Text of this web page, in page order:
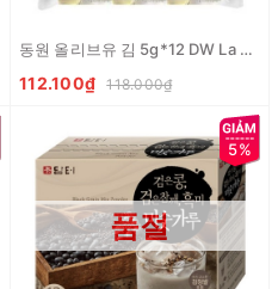
동원 올리브유 김 5g*12 DW La kim an lien vi dau oliu
112.100₫ 118.000₫
5%
품절